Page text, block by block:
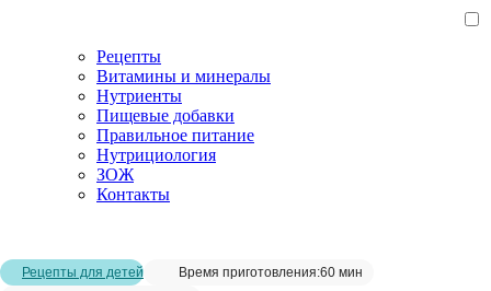
Рецепты
Витамины и минералы
Нутриенты
Пищевые добавки
Правильное питание
Нутрициология
ЗОЖ
Контакты
Рецепты для детей Время приготовления:60 мин